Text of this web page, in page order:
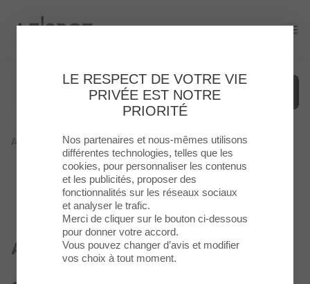
Le Spot
Menu
Enseignes
Loisirs
Accueil Restaurant > Atelier Artisan Crêpier
Atelier Artisan crêpier Fermé
LE RESPECT DE VOTRE VIE
PRIVÉE EST NOTRE
PRIORITÉ
Nos partenaires et nous-mêmes utilisons
différentes technologies, telles que les
cookies, pour personnaliser les contenus
et les publicités, proposer des
fonctionnalités sur les réseaux sociaux
et analyser le trafic.
Merci de cliquer sur le bouton ci-dessous
pour donner votre accord.
Vous pouvez changer d’avis et modifier
vos choix à tout moment.